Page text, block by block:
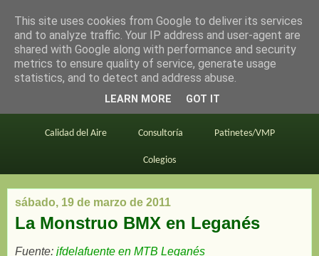
en bici por madrid
Este blog BiciMAD Primeros consejos
Calidad del Aire Consultoría Patinetes/VMP
Colegios
sábado, 19 de marzo de 2011
La Monstruo BMX en Leganés
Fuente: jfdelafuente en MTB Leganés
This site uses cookies from Google to deliver its services
and to analyze traffic. Your IP address and user-agent are
shared with Google along with performance and security
metrics to ensure quality of service, generate usage
statistics, and to detect and address abuse.
LEARN MORE GOT IT